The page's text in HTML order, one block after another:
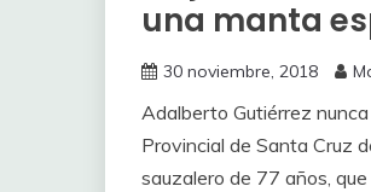
una manta
30 noviembre, 2018
Adalberto Gutiérrez
Provincial de Santa Cruz
sauzalero de 77 años,